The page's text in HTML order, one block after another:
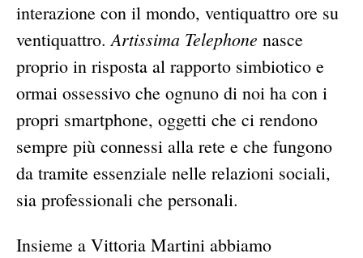
interazione con il mondo, ventiquattro ore su
ventiquattro.Artissima Telephone nasce
proprio in risposta al rapporto simbiotico e
ormai ossessivo che ognuno di noi ha con i
propri smartphone, oggetti che ci rendono
sempre più connessi alla rete e che fungono
da tramite essenziale nelle relazioni sociali,
sia professionali che personali.
Insieme a Vittoria Martini abbiamo